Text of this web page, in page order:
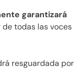
garantizará
todas las voces
resguardada por